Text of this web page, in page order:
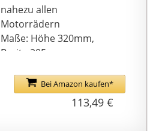
nahezu allen
Motorrädern
Maße: Höhe 320mm,
Breite 285mm.
aus 3mm starkem Acryl,
verzerrungsfrei,
Bei Amazon kaufen*
113,49 €